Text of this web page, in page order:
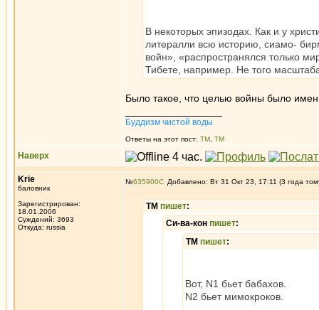
В некоторых эпизодах. Как и у
литералли всю историю, сиамо-
войн», «распространялся только
Тибете, например. Не того
Было такое, что целью войны было
Буддизм чистой воды
Ответы на этот пост: ТМ ТМ
Наверх
Krie
баловник
Зарегистрирован:
18.01.2006
Суждений: 3693
Откуда: russia
№635900 Добавлено: Вт 31 Окт 23, 17:11 (3 года
ТМ пишет:
Си-ва-кон пишет:
ТМ пишет:
Вот, N1 бьет бабахов.
N2 бьет мимокроков.